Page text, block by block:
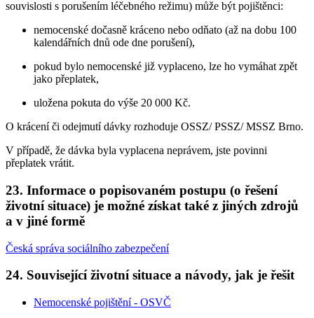
souvislosti s porušením léčebného režimu) může být pojištěnci:
nemocenské dočasně kráceno nebo odňato (až na dobu 100
kalendářních dnů ode dne porušení),
pokud bylo nemocenské již vyplaceno, lze ho vymáhat zpět
jako přeplatek,
uložena pokuta do výše 20 000 Kč.
O krácení či odejmutí dávky rozhoduje OSSZ/ PSSZ/ MSSZ Brno.
V případě, že dávka byla vyplacena neprávem, jste povinni
přeplatek vrátit.
23. Informace o popisovaném postupu (o řešení
životní situace) je možné získat také z jiných zdrojů
a v jiné formě
Česká správa sociálního zabezpečení
24. Související životní situace a návody, jak je řešit
Nemocenské pojištění - OSVČ